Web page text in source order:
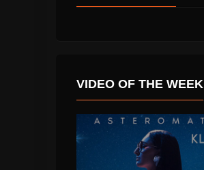
VIDEO OF THE WEEK